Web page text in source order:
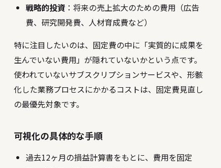
戦略的投資 ：将来の売上拡大のための費用（広告
費、研究開発費、人材育成費など）
特に注目したいのは、固定費の中に「実質的に成果を
生んでいない費用」が隠れていないかという点です。
使われていないサブスクリプションサービスや、形骸
化した業務プロセスにかかるコストは、固定費見直し
の最優先対象です。
可視化の具体的な手順
過去12ヶ月の損益計算書をもとに、費用を固定